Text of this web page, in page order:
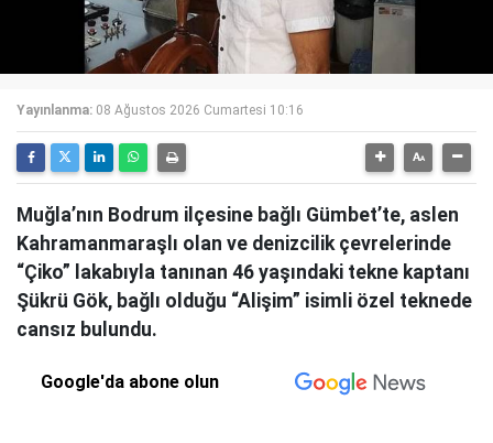
Yayınlanma: 08 Ağustos 2026 Cumartesi 10:16
Muğla’nın Bodrum ilçesine bağlı Gümbet’te, aslen
Kahramanmaraşlı olan ve denizcilik çevrelerinde
“Çiko” lakabıyla tanınan 46 yaşındaki tekne kaptanı
Şükrü Gök, bağlı olduğu “Alişim” isimli özel teknede
cansız bulundu.
Google'da abone olun